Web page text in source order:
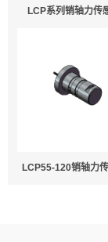
LCP系列销轴力传
LCP55-120销轴力